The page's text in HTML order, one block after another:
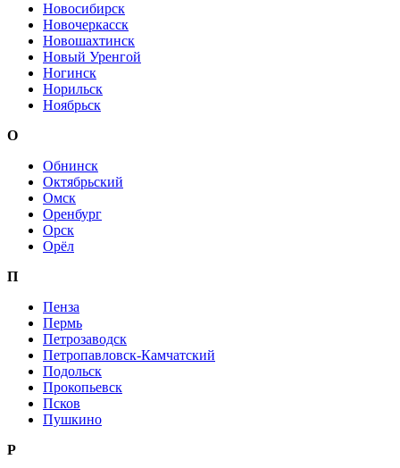
Новосибирск
Новочеркасск
Новошахтинск
Новый Уренгой
Ногинск
Норильск
Ноябрьск
О
Обнинск
Октябрьский
Омск
Оренбург
Орск
Орёл
П
Пенза
Пермь
Петрозаводск
Петропавловск-Камчатский
Подольск
Прокопьевск
Псков
Пушкино
Р